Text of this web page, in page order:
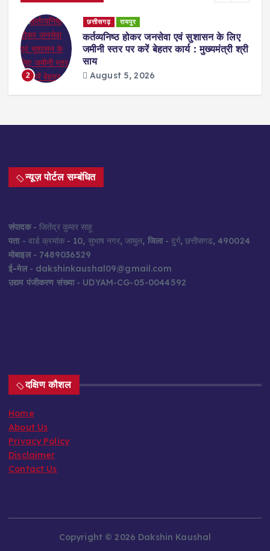
2
छत्तीसगढ़ रायपुर
कर्तव्यनिष्ठ होकर जनसेवा एवं सुशासन के लिए
जमीनी स्तर पर करें बेहतर कार्य : मुख्यमंत्री श्री
साय
August 5, 2026
न्यूज़ पोर्टल सम्बंधित
संपादक- जितेंद्र कुमार साहू
पता- वार्ड क्रमांक - 10, सुभाष नगर, जामुल, जिला- दुर्ग, छत्तीसगढ, 490024
मोबाइल- 7489036529
ई-मेल- dakshinkaushal09@gmail.com
उद्यम पंजीकरण संख्या- UDYAM-CG-05-0044592
दक्षिण कौशल
Home
About Us
Privacy Policy
Disclaimer
Contact Us
Copyright © 2026 Dakshin Kaushal